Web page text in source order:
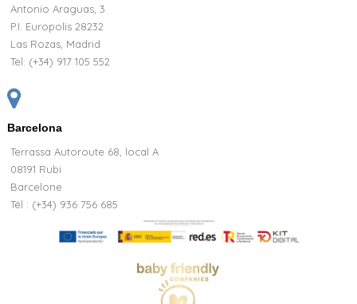
Antonio Araguas, 3
P.I. Europolis 28232
Las Rozas, Madrid
Tel: (+34) 917 105 552
Barcelona
Terrassa Autoroute 68, local A
08191 Rubi
Barcelone
Tél : (+34) 936 756 685